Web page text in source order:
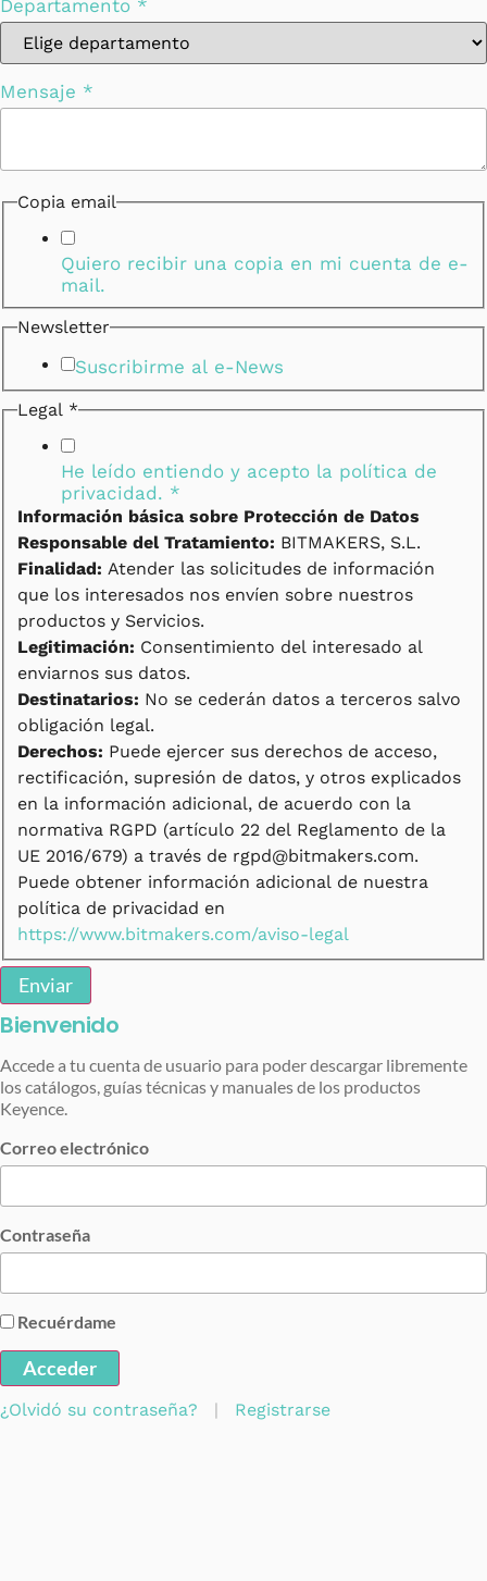
Departamento *
Mensaje *
Copia email
Quiero recibir una copia en mi cuenta de e-
mail.
Newsletter
Suscribirme al e-News
Legal *
He leído entiendo y acepto la política de
privacidad. *
Información básica sobre Protección de Datos
Responsable del Tratamiento: BITMAKERS, S.L.
Finalidad: Atender las solicitudes de información
que los interesados nos envíen sobre nuestros
productos y Servicios.
Legitimación: Consentimiento del interesado al
enviarnos sus datos.
Destinatarios: No se cederán datos a terceros salvo
obligación legal.
Derechos: Puede ejercer sus derechos de acceso,
rectificación, supresión de datos, y otros explicados
en la información adicional, de acuerdo con la
normativa RGPD (artículo 22 del Reglamento de la
UE 2016/679) a través de rgpd@bitmakers.com.
Puede obtener información adicional de nuestra
política de privacidad en
https://www.bitmakers.com/aviso-legal
Enviar
Bienvenido
Accede a tu cuenta de usuario para poder descargar libremente
los catálogos, guías técnicas y manuales de los productos
Keyence.
Correo electrónico
Contraseña
Recuérdame
Acceder
¿Olvidó su contraseña? Registrarse